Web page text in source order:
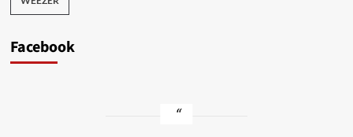
Facebook